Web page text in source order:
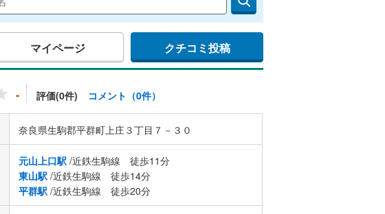
マイページ クチコミ投稿
- 評価(0件) コメント（0件）
奈良県生駒郡平群町上庄３丁目７－３０
元山上口駅 /近鉄生駒線 徒歩11分
東山駅 /近鉄生駒線 徒歩14分
平群駅 /近鉄生駒線 徒歩20分